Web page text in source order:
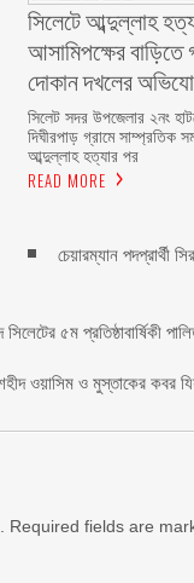
সিলেটে আব্দুল্লাহ
আসামিপক্ষের বাড়িতে
দোকান দখলের
সিলেট সদর উপজেলার ২নং
দিঘীরপাড় গ্রামে সাম্প্রতিক
আব্দুল্লাহ হত্যার পর
READ MORE
চেয়ারম্যান পদপ্রার্থী
৫ম প্রতিষ্ঠাবার্ষিকী
ওয়াসিম ও মুস্তাকের কবর
Required fields are